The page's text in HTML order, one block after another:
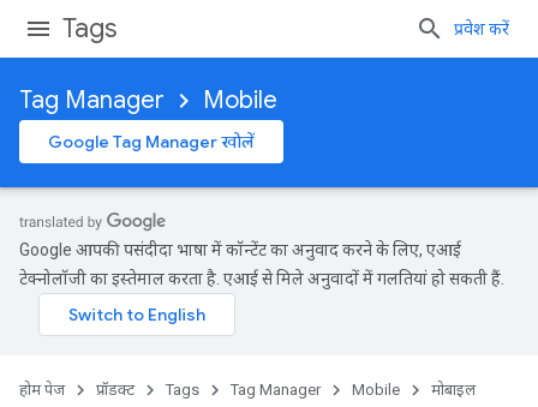
Tags प्रवेश करें
Tag Manager Mobile
Google Tag Manager खोलें
Google आपकी पसंदीदा भाषा में कॉन्टेंट का अनुवाद करने के लिए, एआई
टेक्नोलॉजी का इस्तेमाल करता है. एआई से मिले अनुवादों में गलतियां हो सकती हैं.
होम पेज प्रॉडक्ट Tags Tag Manager Mobile मोबाइल